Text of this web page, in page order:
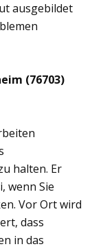
ausgebildet
(76703)
halten. Er
wenn Sie
Vor Ort wird
dass
in das